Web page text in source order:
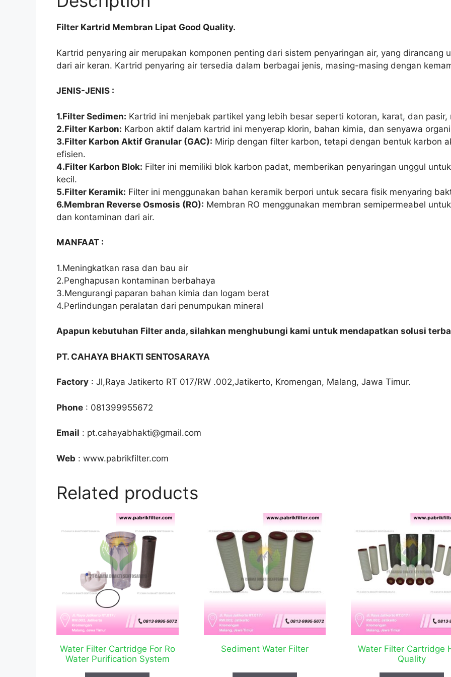
Filter Kartrid Membran Lipat Good Quality.
Kartrid penyaring air merupakan komponen penting dari sistem penyaringan air, yang dirancang
dari air keran. Kartrid penyaring air tersedia dalam berbagai jenis, masing-masing dengan
JENIS-JENIS :
1.Filter Sedimen: Kartrid ini menjebak partikel yang lebih besar seperti kotoran, karat, dan pasir,
2.Filter Karbon: Karbon aktif dalam kartrid ini menyerap klorin, bahan kimia, dan senyawa
3.Filter Karbon Aktif Granular (GAC): Mirip dengan filter karbon, tetapi dengan bentuk karbon
efisien.
4.Filter Karbon Blok: Filter ini memiliki blok karbon padat, memberikan penyaringan unggul
kecil.
5.Filter Keramik: Filter ini menggunakan bahan keramik berpori untuk secara fisik menyaring
6.Membran Reverse Osmosis (RO): Membran RO menggunakan membran semipermeabel
dan kontaminan dari air.
MANFAAT :
1.Meningkatkan rasa dan bau air
2.Penghapusan kontaminan berbahaya
3.Mengurangi paparan bahan kimia dan logam berat
4.Perlindungan peralatan dari penumpukan mineral
Apapun kebutuhan Filter anda, silahkan menghubungi kami untuk mendapatkan solusi
PT. CAHAYA BHAKTI SENTOSARAYA
Factory : Jl,Raya Jatikerto RT 017/RW .002,Jatikerto, Kromengan, Malang, Jawa Timur.
Phone : 081399955672
Email : pt.cahayabhakti@gmail.com
Web : www.pabrikfilter.com
Related products
Water Filter Cartridge For Ro
Water Purification System
Sediment Water Filter
Water Filter Cartridge
Quality